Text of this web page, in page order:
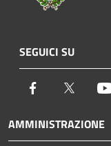
SEGUICI SU
Facebook Twitter
AMMINISTRAZIONE